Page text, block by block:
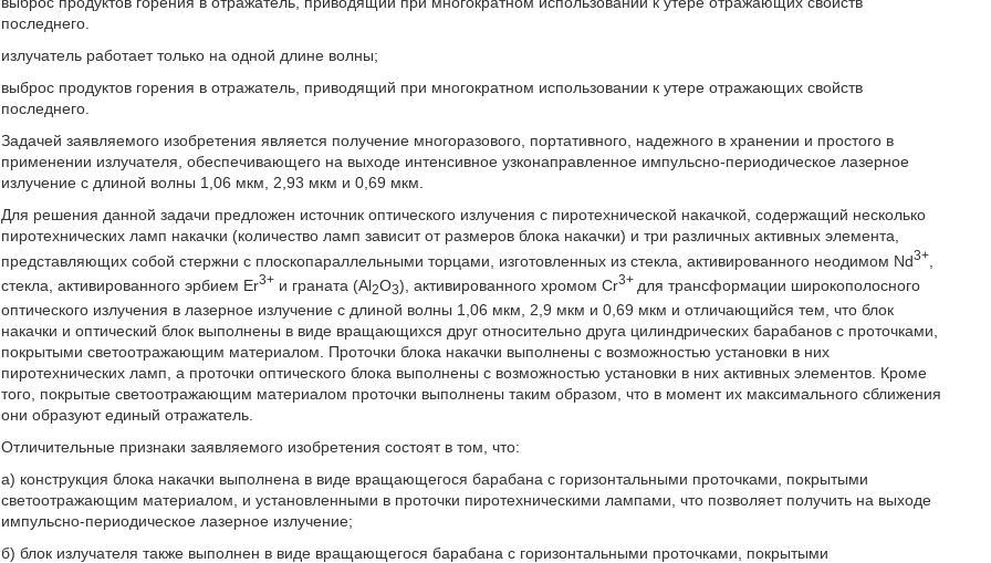
последнего.
излучатель работает только на одной длине волны;
выброс продуктов горения в отражатель, приводящий при многократном использовании к утере отражающих свойств
последнего.
Задачей заявляемого изобретения является получение многоразового, портативного, надежного в хранении и простого в
применении излучателя, обеспечивающего на выходе интенсивное узконаправленное импульсно-периодическое лазерное
излучение с длиной волны 1,06 мкм, 2,93 мкм и 0,69 мкм.
Для решения данной задачи предложен источник оптического излучения с пиротехнической накачкой, содержащий несколько
пиротехнических ламп накачки (количество ламп зависит от размеров блока накачки) и три различных активных элемента,
представляющих собой стержни с плоскопараллельными торцами, изготовленных из стекла, активированного неодимом Nd3+
стекла, активированного эрбием Er3+ и граната (Al2O3), активированного хромом Cr3+ для трансформации широкополосного
оптического излучения в лазерное излучение с длиной волны 1,06 мкм, 2,9 мкм и 0,69 мкм и отличающийся тем, что блок
накачки и оптический блок выполнены в виде вращающихся друг относительно друга цилиндрических барабанов с проточками,
покрытыми светоотражающим материалом. Проточки блока накачки выполнены с возможностью установки в них
пиротехнических ламп, а проточки оптического блока выполнены с возможностью установки в них активных элементов. Кроме
того, покрытые светоотражающим материалом проточки выполнены таким образом, что в момент их максимального сближения
они образуют единый отражатель.
Отличительные признаки заявляемого изобретения состоят в том, что:
а) конструкция блока накачки выполнена в виде вращающегося барабана с горизонтальными проточками, покрытыми
светоотражающим материалом, и установленными в проточки пиротехническими лампами, что позволяет получить на выходе
импульсно-периодическое лазерное излучение;
б) блок излучателя также выполнен в виде вращающегося барабана с горизонтальными проточками, покрытыми